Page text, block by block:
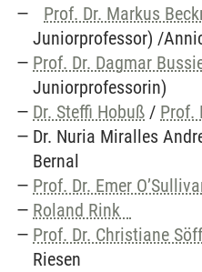
Prof. Dr. Markus
Juniorprofessor) /
Prof. Dr. Dagmar
Juniorprofessorin)
Dr. Steffi Hobuß / Prof.
Dr. Nuria Miralles
Bernal
Prof. Dr. Emer
Roland Rink
Prof. Dr. Christiane
Riesen